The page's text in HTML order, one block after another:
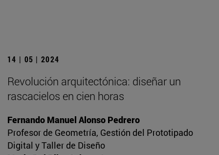
14 | 05 | 2024
Revolución arquitectónica: diseñar un
rascacielos en cien horas
Fernando Manuel Alonso Pedrero
Profesor de Geometría, Gestión del Prototipado
Digital y Taller de Diseño